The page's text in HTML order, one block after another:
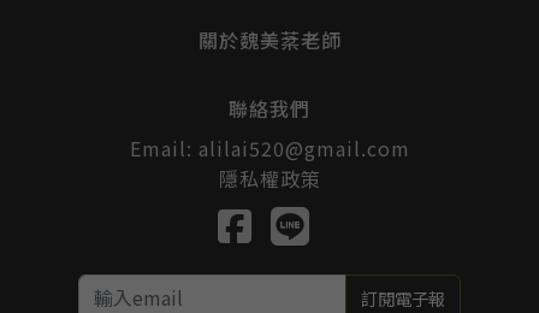
關於魏美棻老師
聯絡我們
Email: alilai520@gmail.com
隱私權政策
訂閱電子報